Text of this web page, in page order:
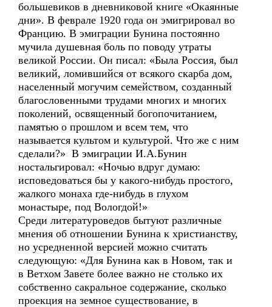
большевиков в дневниковой книге «Окаянные
дни». В феврале 1920 года он эмигрировал во
Францию. В эмиграции Бунина постоянно
мучила душевная боль по поводу утраты
великой России. Он писал: «Была Россия, был
великий, ломившийся от всякого скарба дом,
населенный могучим семейством, созданный
благословенными трудами многих и многих
поколений, освященный богопочитанием,
памятью о прошлом и всем тем, что
называется культом и культурой. Что же с ним
сделали?» В эмиграции И.А.Бунин
ностальгировал: «Ночью вдруг думаю:
исповедоваться бы у какого-нибудь простого,
жалкого монаха где-нибудь в глухом
монастыре, под Вологдой!»
Среди литературоведов бытуют различные
мнения об отношении Бунина к христианству,
но усредненной версией можно считать
следующую: «Для Бунина как в Новом, так и
в Ветхом Завете более важно не столько их
собственно сакральное содержание, сколько
проекция на земное существование, в